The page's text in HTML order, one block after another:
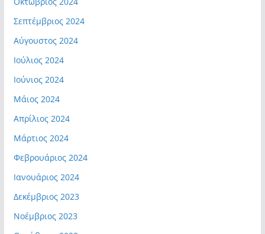
Σεπτέμβριος 2024
Αύγουστος 2024
Ιούλιος 2024
Ιούνιος 2024
Μάιος 2024
Απρίλιος 2024
Μάρτιος 2024
Φεβρουάριος 2024
Ιανουάριος 2024
Δεκέμβριος 2023
Νοέμβριος 2023